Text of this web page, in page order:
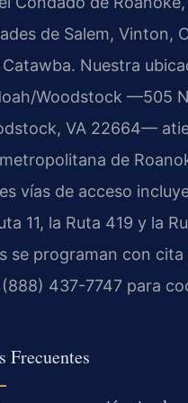
de Salem, Vinton,
Nuestra
Woodstock —505
VA 22664—
de
vías de acceso
11, la Ruta 419 y la
se programan con cita
(888) 437-7747 para
Frecuentes